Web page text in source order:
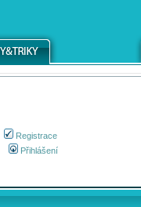
Registrace
Přihlášení